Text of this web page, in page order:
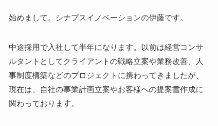
始めまして。シナプスイノベーションの伊藤です。
中途採用で入社して半年になります。以前は経営コンサ
ルタントとしてクライアントの戦略立案や業務改善、人
事制度構築などのプロジェクトに携わってきましたが、
現在は、自社の事業計画立案やお客様への提案書作成に
関わっております。